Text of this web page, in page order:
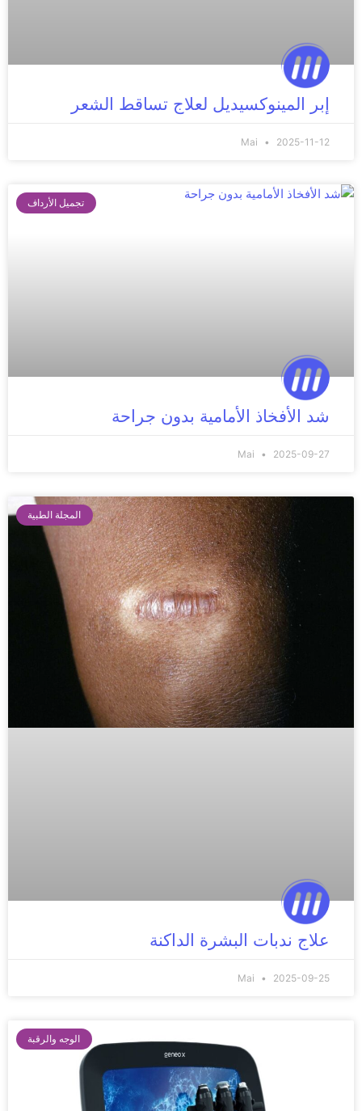
إبر المينوكسيديل لعلاج تساقط الشعر
Mai 2025-11-12
تجميل الأرداف
شد الأفخاذ الأمامية بدون جراحة
Mai 2025-09-27
المجلة الطبية
علاج ندبات البشرة الداكنة
Mai 2025-09-25
الوجه والرقبة